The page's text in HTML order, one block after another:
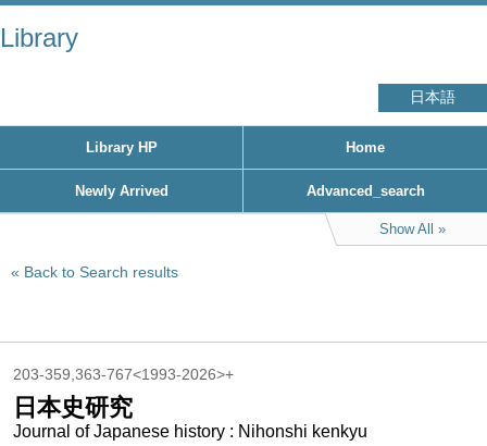
Library
日本語
Library HP Home
Newly Arrived Advanced_search
Show All
Back to Search results
203-359,363-767<1993-2026>+
日本史研究
Journal of Japanese history : Nihonshi kenkyu